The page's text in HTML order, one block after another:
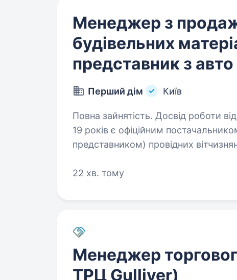
Менеджер з
будівельних
представник з авто
Перший дім Київ
Повна зайнятість. Досвід роботи від 1 року.
19 років є офіційним
представником) провідних
22 хв. тому
Менеджер
ТРЦ Gulliver)